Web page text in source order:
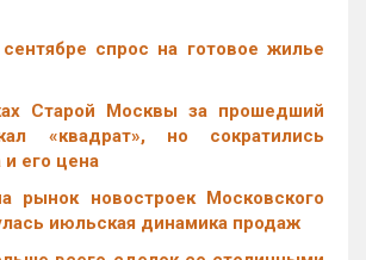
спрос на готовое жилье
Старой Москвы за прошедший
«квадрат», но сократились
его цена
рынок новостроек Московского
июльская динамика продаж